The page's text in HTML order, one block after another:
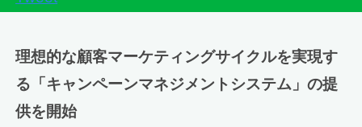
理想的な顧客マーケティングサイクルを実現す
る「キャンペーンマネジメントシステム」の提
供を開始